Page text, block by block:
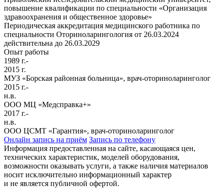
повышение квалификации по специальности «Организация
здравоохранения и общественное здоровье»
Периодическая аккредитация медицинского работника по
специальности Оториноларингология от 26.03.2024
действительна до 26.03.2029
Опыт работы
1989 г.-
2015 г.
МУЗ «Борская районная больница», врач-оториноларинголог
2015 г.-
н.в.
ООО МЦ «Медсправка+»
2017 г.-
н.в.
ООО ЦСМТ «Гарантия», врач-оториноларинголог
Онлайн запись на приём Запись по телефону
Информация предоставленная на сайте, касающаяся цен,
технических характеристик, моделей оборудования,
возможности оказывать услуги, а также наличия материалов
носит исключительно информационный характер
и не является публичной офертой.